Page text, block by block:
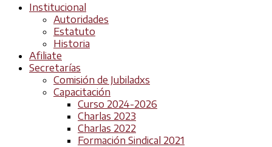
Institucional
Autoridades
Estatuto
Historia
Afiliate
Secretarías
Comisión de Jubiladxs
Capacitación
Curso 2024-2026
Charlas 2023
Charlas 2022
Formación Sindical 2021